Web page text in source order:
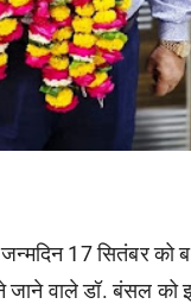
17 सितंबर को
जाने वाले डॉ. बंसल